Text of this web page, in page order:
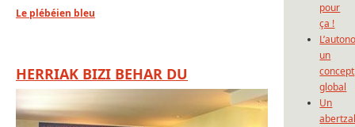
Le plébéien bleu
HERRIAK BIZI BEHAR DU
pour
ça !
un
concept
global
Un